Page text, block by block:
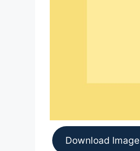
Download Image